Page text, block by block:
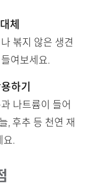
체
볶지 않은 생견
여보세요.
하기
나트륨이 들어
, 후추 등 천연 재
요.